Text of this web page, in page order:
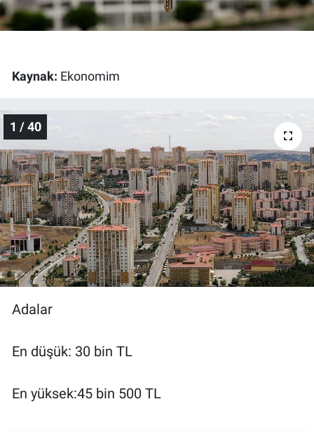
Kaynak: Ekonomim
1 / 40
Adalar
En düşük: 30 bin TL
En yüksek:45 bin 500 TL
Gerçeğin İzinde
Gün Bitiyor
Gün Ortası
Gündem Özel
Günün görüntüsü
Haber
İlan
Ne demişti